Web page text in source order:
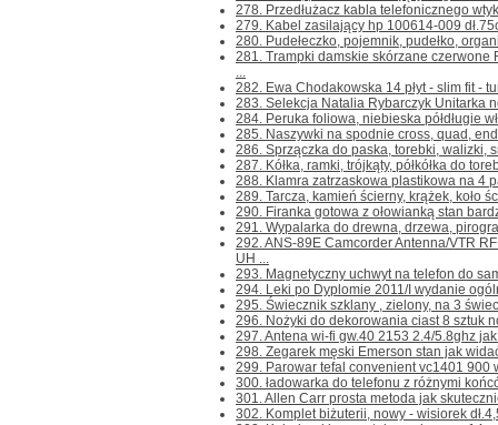
278. Przedłużacz kabla telefonicznego
279. Kabel zasilający hp 100614-009
280. Pudełeczko, pojemnik, pudełko,
281. Trampki damskie skórzane czerwone
...
282. Ewa Chodakowska 14 płyt - slim fit -
283. Selekcja Natalia Rybarczyk Unitarka
284. Peruka foliowa, niebieska półdługie
285. Naszywki na spodnie cross, quad,
286. Sprzączka do paska, torebki, walizki,
287. Kółka, ramki, trójkąty, półkółka do
288. Klamra zatrzaskowa plastikowa na 4
289. Tarcza, kamień ścierny, krążek, koło
290. Firanka gotowa z ołowianką stan
291. Wypalarka do drewna, drzewa,
292. ANS-89E Camcorder Antenna/VTR
UH ...
293. Magnetyczny uchwyt na telefon do
294. Leki po Dyplomie 2011/I wydanie
295. Świecznik szklany , zielony, na 3
296. Nożyki do dekorowania ciast 8 sztuk
297. Antena wi-fi gw.40 2153 2.4/5.8ghz
298. Zegarek męski Emerson stan jak
299. Parowar tefal convenient vc1401 900
300. ładowarka do telefonu z różnymi
301. Allen Carr prosta metoda jak
302. Komplet biżuterii, nowy - wisiorek